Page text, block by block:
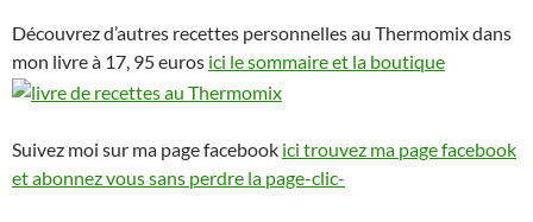
Découvrez d’autres recettes personnelles au Thermomix dans
mon livre à 17, 95 euros ici le sommaire et la boutique
Suivez moi sur ma page facebook ici trouvez ma page facebook
et abonnez vous sans perdre la page-clic-